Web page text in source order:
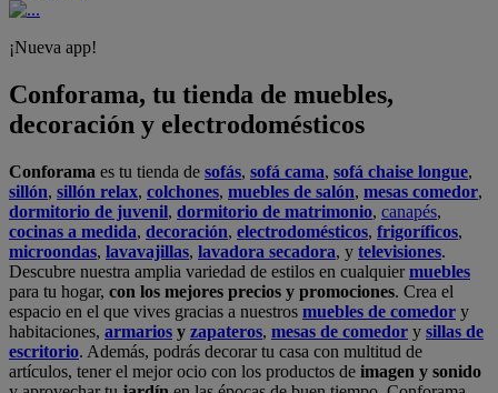
¡Nueva app!
Conforama, tu tienda de muebles,
decoración y electrodomésticos
Conforama es tu tienda de sofás, sofá cama, sofá chaise longue,
sillón, sillón relax, colchones, muebles de salón, mesas comedor,
dormitorio de juvenil, dormitorio de matrimonio, canapés,
cocinas a medida, decoración, electrodomésticos, frigoríficos,
microondas, lavavajillas, lavadora secadora, y televisiones.
Descubre nuestra amplia variedad de estilos en cualquiermuebles
para tu hogar, con los mejores precios y promociones. Crea el
espacio en el que vives gracias a nuestros muebles de comedor y
habitaciones, armarios y zapateros, mesas de comedor y sillas de
escritorio. Además, podrás decorar tu casa con multitud de
artículos, tener el mejor ocio con los productos de imagen y sonido